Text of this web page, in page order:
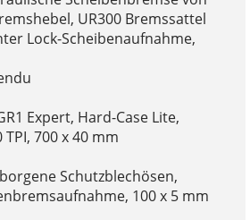
UR300 Bremssattel
Lock-Scheibenaufnahme,
Expert, Hard-Case Lite,
700 x 40 mm
Schutzblechösen,
100 x 5 mm